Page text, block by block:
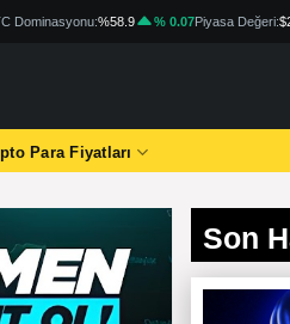
Dominasyonu:%58.9 % 0.07Piyasa Değeri:
Para Fiyatları
Son